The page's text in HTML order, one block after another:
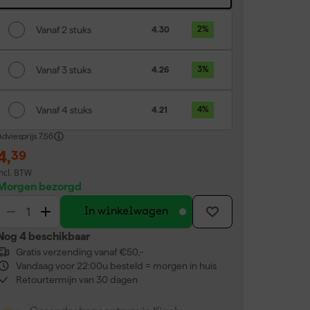
Vanaf 2 stuks 4.30 2%
Vanaf 3 stuks 4.26 3%
Vanaf 4 stuks 4.21 4%
7,56
,39
BTW
bezorgd
In winkelwagen
4 beschikbaar
Gratis verzending vanaf €50,-
Vandaag voor 22:00u besteld = morgen in huis
Retourtermijn van 30 dagen